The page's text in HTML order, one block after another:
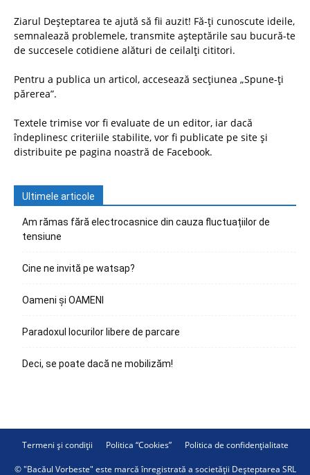
Ziarul Deșteptarea te ajută să fii auzit! Fă-ți cunoscute ideile,
semnalează problemele, transmite așteptările sau bucură-te
de succesele cotidiene alături de ceilalți cititori.
Pentru a publica un articol, accesează secțiunea „Spune-ți
părerea”.
Textele trimise vor fi evaluate de un editor, iar dacă
îndeplinesc criteriile stabilite, vor fi publicate pe site și
distribuite pe pagina noastră de Facebook.
Ultimele articole
Am rămas fără electrocasnice din cauza fluctuațiilor de
tensiune
Cine ne invită pe watsap?
Oameni și OAMENI
Paradoxul locurilor libere de parcare
Deci, se poate dacă ne mobilizăm!
Termeni și condiții Politica “Cookies” Politica de confidențialitate
© "Bacăul Vorbeste" este marcă înregistrată a societății Deșteptarea SRL